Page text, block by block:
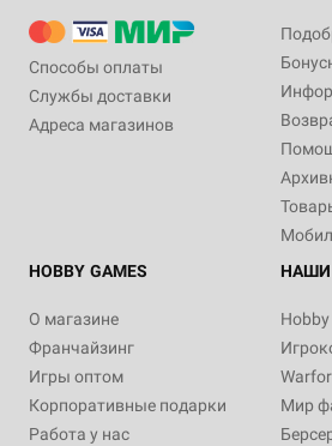
Способы оплаты
Службы доставки
Адреса магазинов
HOBBY GAMES
О магазине
Франчайзинг
Игры оптом
Корпоративные подарки
Работа у нас
НАШИ
Мир